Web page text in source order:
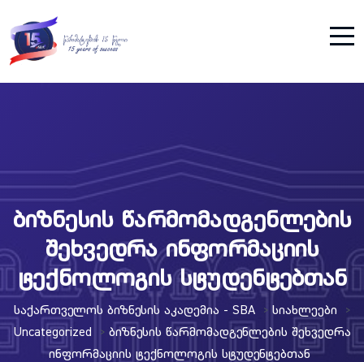
ბიზნესის წარმომადგენლების
შეხვედრა ინფორმაციის
ტექნოლოგის სტუდენტებთან
Საქართველოს Ბიზნესის Აკადემია - SBA > Სიახლეები >
Uncategorized > Ბიზნესის Წარმომადგენლების Შეხვედრა
Ინფორმაციის Ტექნოლოგის Სტუდენტებთან